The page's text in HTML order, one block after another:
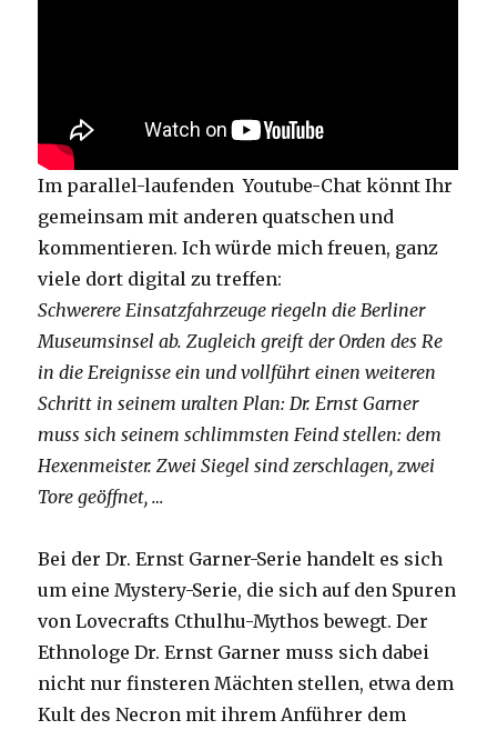
Im parallel-laufenden Youtube-Chat könnt Ihr
gemeinsam mit anderen quatschen und
kommentieren. Ich würde mich freuen, ganz
viele dort digital zu treffen:
Schwerere Einsatzfahrzeuge riegeln die Berliner
Museumsinsel ab. Zugleich greift der Orden des Re
in die Ereignisse ein und vollführt einen weiteren
Schritt in seinem uralten Plan: Dr. Ernst Garner
muss sich seinem schlimmsten Feind stellen: dem
Hexenmeister. Zwei Siegel sind zerschlagen, zwei
Tore geöffnet, …
Bei der Dr. Ernst Garner-Serie handelt es sich
um eine Mystery-Serie, die sich auf den Spuren
von Lovecrafts Cthulhu-Mythos bewegt. Der
Ethnologe Dr. Ernst Garner muss sich dabei
nicht nur finsteren Mächten stellen, etwa dem
Kult des Necron mit ihrem Anführer dem